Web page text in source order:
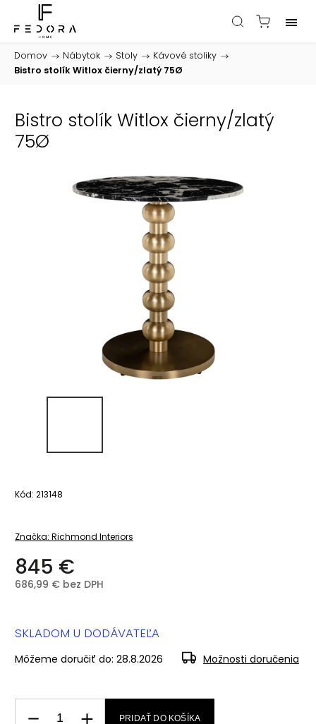
Domov / Nábytok / Stoly / Kávové stoliky /
Bistro stolík Witlox čierny/zlatý 75Ø
Bistro stolík Witlox čierny/zlatý
75Ø
Kód: 213148
Značka: Richmond Interiors
845 €
686,99 € bez DPH
SKLADOM U DODÁVATEĽA
Môžeme doručiť do: 28.8.2026 Možnosti doručenia
PRIDAŤ DO KOŠÍKA